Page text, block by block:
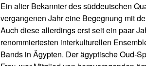
Ein alter Bekannter des süddeutschen
vergangenen Jahr eine Begegnung mit
Auch diese allerdings erst seit ein paar
renommiertesten interkulturellen
Bands in Ägypten. Der ägyptische Oud-